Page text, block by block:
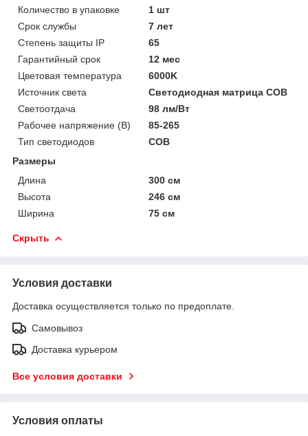
Количество в упаковке
1 шт
Срок службы
7 лет
Степень защиты IP
65
Гарантийный срок
12 мес
Цветовая температура
6000K
Источник света
Светодиодная матрица COB
Светоотдача
98 лм/Вт
Рабочее напряжение (В)
85-265
Тип светодиодов
COB
Размеры
Длина
300 см
Высота
246 см
Ширина
75 см
Скрыть
Условия доставки
Доставка осуществляется только по предоплате.
Самовывоз
Доставка курьером
Все условия доставки
Условия оплаты